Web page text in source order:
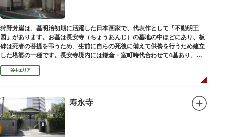
狩野芳崖は、墓明治初期に活躍した日本画家で、代表作として「不動明王
図」があります。お墓は長安寺（ちょうあんじ）の墓地の中ほどにあり、板
碑は死者の菩提を弔うため、生前に自らの死後に備えて供養を行うため建立
した塔婆の一種です。長安寺境内には鎌倉・室町時代合わせて4基あり、
「長安寺板碑」として台東区の有形文化財に指定されています。
谷中エリア
寿永寺